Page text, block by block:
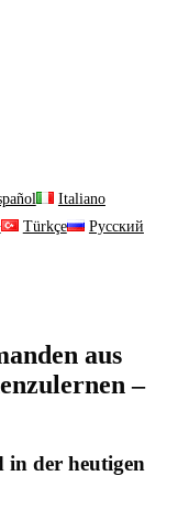
Italiano
Türkçe Русский
aus
–
in der heutigen